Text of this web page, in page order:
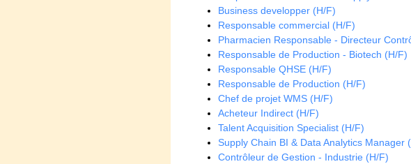
Business developper (H/F)
Responsable commercial (H/F)
Pharmacien Responsable - Directeur
Responsable de Production - Biotech (H/F)
Responsable QHSE (H/F)
Responsable de Production (H/F)
Chef de projet WMS (H/F)
Acheteur Indirect (H/F)
Talent Acquisition Specialist (H/F)
Supply Chain BI & Data Analytics Manager
Contrôleur de Gestion - Industrie (H/F)